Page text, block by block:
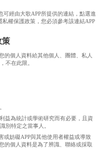
可經由大歌APP所提供的連結，點選進
私權保護政策，您必須參考該連結APP
策
的個人資料給其他個人、團體、私人
不在此限。
益為統計或學術研究而有必要，且資
別特定之當事人。
或妨礙APP與其他使用者權益或導致
的個人資料是為了辨識、聯絡或採取